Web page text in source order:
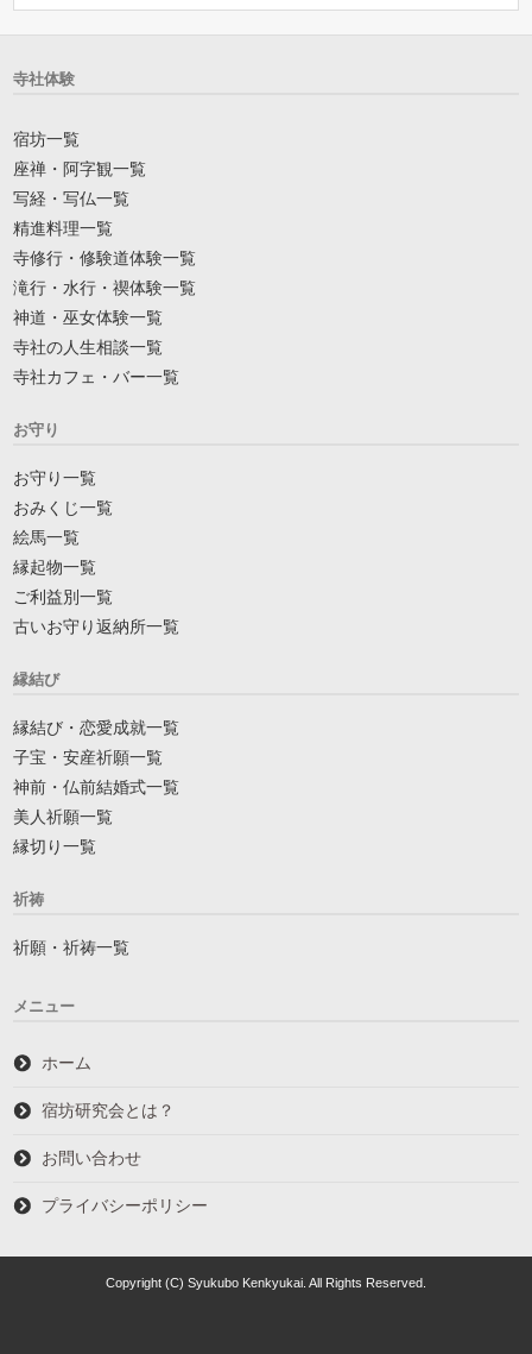
寺社体験
宿坊一覧
座禅・阿字観一覧
写経・写仏一覧
精進料理一覧
寺修行・修験道体験一覧
滝行・水行・禊体験一覧
神道・巫女体験一覧
寺社の人生相談一覧
寺社カフェ・バー一覧
お守り
お守り一覧
おみくじ一覧
絵馬一覧
縁起物一覧
ご利益別一覧
古いお守り返納所一覧
縁結び
縁結び・恋愛成就一覧
子宝・安産祈願一覧
神前・仏前結婚式一覧
美人祈願一覧
縁切り一覧
祈祷
祈願・祈祷一覧
メニュー
ホーム
宿坊研究会とは？
お問い合わせ
プライバシーポリシー
Copyright (C) Syukubo Kenkyukai. All Rights Reserved.